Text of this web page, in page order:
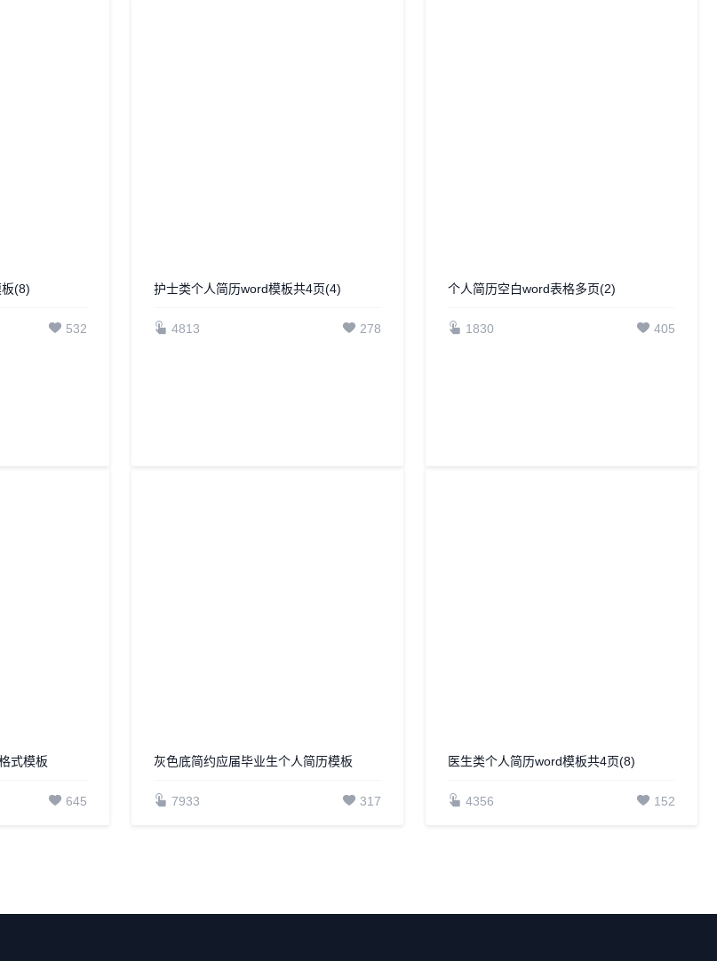
护士类个人简历word模板共4页(4)
4813 278
645 7933 317
医生类个人简历word模板共4页(8)
4356 152